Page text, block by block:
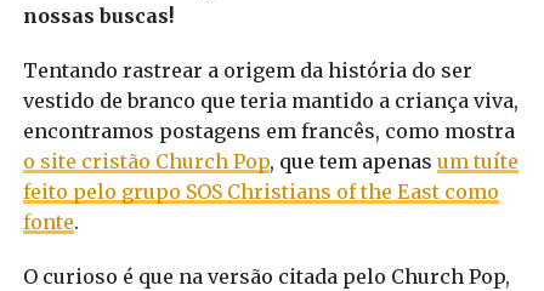
nossas buscas!
Tentando rastrear a origem da história do ser
vestido de branco que teria mantido a criança viva,
encontramos postagens em francês, como mostra
o site cristão Church Pop, que tem apenas um tuíte
feito pelo grupo SOS Christians of the East como
fonte.
O curioso é que na versão citada pelo Church Pop,